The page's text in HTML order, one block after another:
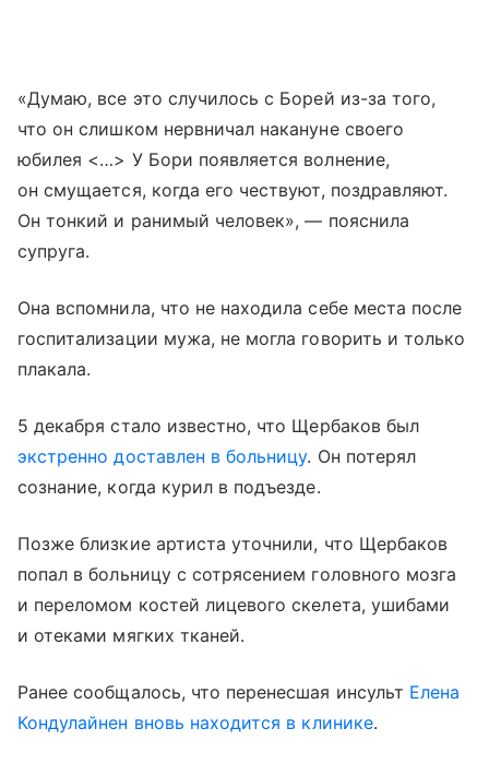
«Думаю, все это случилось с Борей из-за того,
что он слишком нервничал накануне своего
юбилея <…> У Бори появляется волнение,
он смущается, когда его чествуют, поздравляют.
Он тонкий и ранимый человек», — пояснила
супруга.
Она вспомнила, что не находила себе места после
госпитализации мужа, не могла говорить и только
плакала.
5 декабря стало известно, что Щербаков был
экстренно доставлен в больницу. Он потерял
сознание, когда курил в подъезде.
Позже близкие артиста уточнили, что Щербаков
попал в больницу с сотрясением головного мозга
и переломом костей лицевого скелета, ушибами
и отеками мягких тканей.
Ранее сообщалось, что перенесшая инсульт Елена
Кондулайнен вновь находится в клинике.